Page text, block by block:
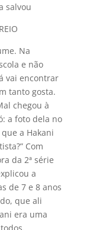
salvou
Na
e não
vai encontrar
tanto gosta.
chegou à
a foto dela no
a Hakani
Com
da 2ª série
a
de 7 e 8 anos
que ali
era uma